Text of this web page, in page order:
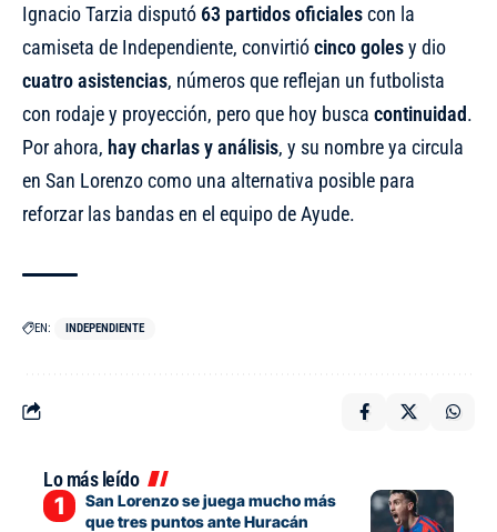
Ignacio Tarzia disputó 63 partidos oficialescon la
camiseta de Independiente, convirtiócinco golesy dio
cuatro asistencias, números que reflejan un futbolista
con rodaje y proyección, pero que hoy busca continuidad.
Por ahora, hay charlas y análisis, y su nombre ya circula
en San Lorenzo como una alternativa posible para
reforzar las bandas en el equipo de Ayude.
EN: INDEPENDIENTE
Lo más leído
San Lorenzo se juega mucho más
que tres puntos ante Huracán